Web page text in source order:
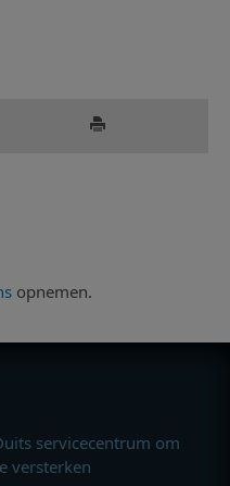
opnemen.
servicecentrum om
versterken